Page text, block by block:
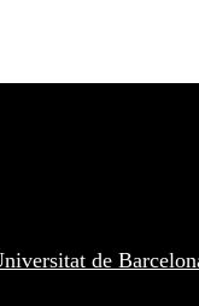
de